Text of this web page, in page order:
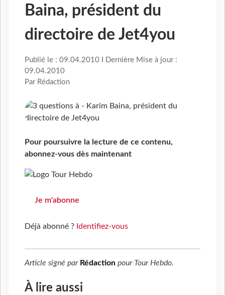
Baina, président du
directoire de Jet4you
Publié le : 09.04.2010 I Dernière Mise à jour :
09.04.2010
Par Rédaction
Pour poursuivre la lecture de ce contenu,
abonnez-vous dès maintenant
Je m'abonne
Déjà abonné ? Identifiez-vous
Article signé par Rédaction pour Tour Hebdo.
À lire aussi